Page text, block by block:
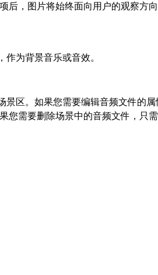
后，图片将始终面向用户的观察方
为背景音乐或音效。
区。如果您需要编辑音频文件的
您需要删除场景中的音频文件，只